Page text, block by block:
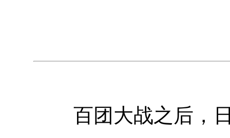
百团大战之后，日